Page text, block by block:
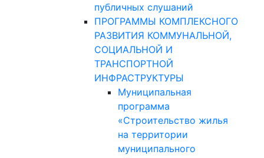
публичных слушаний
ПРОГРАММЫ КОМПЛЕКСНОГО
РАЗВИТИЯ КОММУНАЛЬНОЙ,
СОЦИАЛЬНОЙ И
ТРАНСПОРТНОЙ
ИНФРАСТРУКТУРЫ
Муниципальная
программа
«Строительство жилья
на территории
муниципального